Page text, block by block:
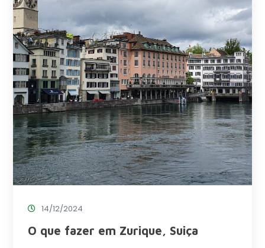
14/12/2024
O que fazer em Zurique, Suiça